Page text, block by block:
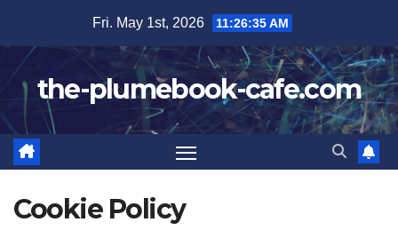
content
Fri. May 1st, 2026 11:26:36 AM
the-plumebook-cafe.com
Cookie Policy